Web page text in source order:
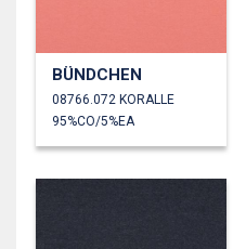
BÜNDCHEN
08766.072 KORALLE
95%CO/5%EA